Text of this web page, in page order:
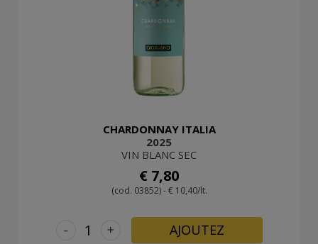
CHARDONNAY ITALIA
2025
VIN BLANC SEC
€ 7,80
(cod. 03852) - € 10,40/lt.
+
- AJOUTEZ